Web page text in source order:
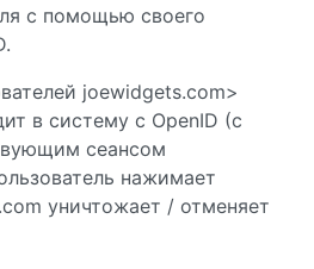
с помощью своего
joewidgets.com>
в систему с OpenID (с
сеансом
нажимает
уничтожает / отменяет